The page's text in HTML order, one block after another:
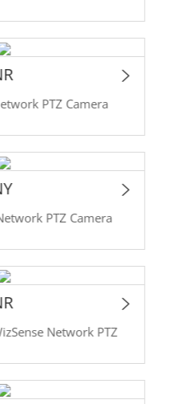
PTZ Camera
PTZ Camera
Network PTZ